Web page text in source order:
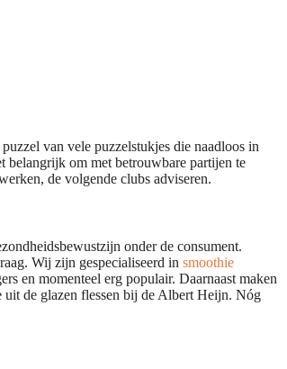
van vele puzzelstukjes die naadloos in
belangrijk om met betrouwbare partijen te
de volgende clubs adviseren.
onder de consument.
Wij zijn gespecialiseerd in smoothie
en momenteel erg populair. Daarnaast maken
uit de glazen flessen bij de Albert Heijn. Nóg